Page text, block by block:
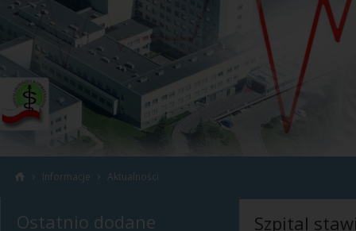
› Informacje › Aktualności
Ostatnio dodane
Szpital